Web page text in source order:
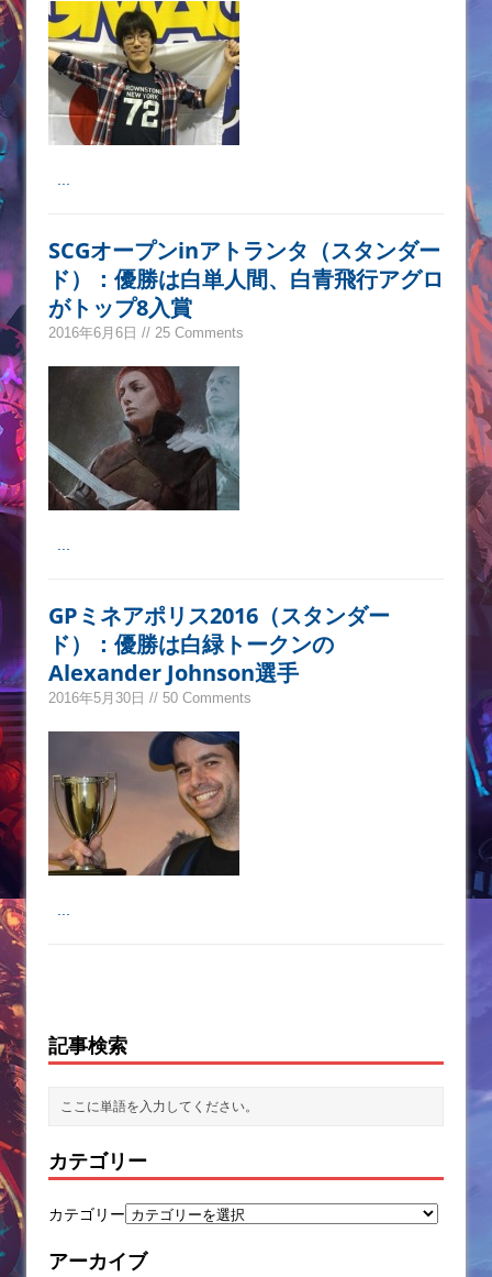
SCGオープンinアトランタ（スタンダー
ド）：優勝は白単人間、白青飛行アグロ
がトップ8入賞
2016年6月6日 // 25 Comments
GPミネアポリス2016（スタンダー
ド）：優勝は白緑トークンの
Alexander Johnson選手
2016年5月30日 // 50 Comments
記事検索
カテゴリー
カテゴリー
アーカイブ